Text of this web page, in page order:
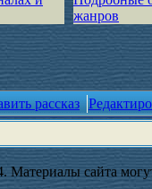
жанров
рассказ
сайта